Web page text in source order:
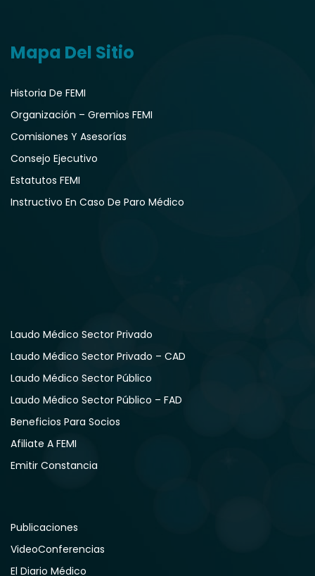
Mapa Del Sitio
Historia De FEMI
Organización – Gremios FEMI
Comisiones Y Asesorías
Consejo Ejecutivo
Estatutos FEMI
Instructivo En Caso De Paro Médico
Laudo Médico Sector Privado
Laudo Médico Sector Privado – CAD
Laudo Médico Sector Público
Laudo Médico Sector Público – FAD
Beneficios Para Socios
Afiliate A FEMI
Emitir Constancia
Publicaciones
VideoConferencias
El Diario Médico